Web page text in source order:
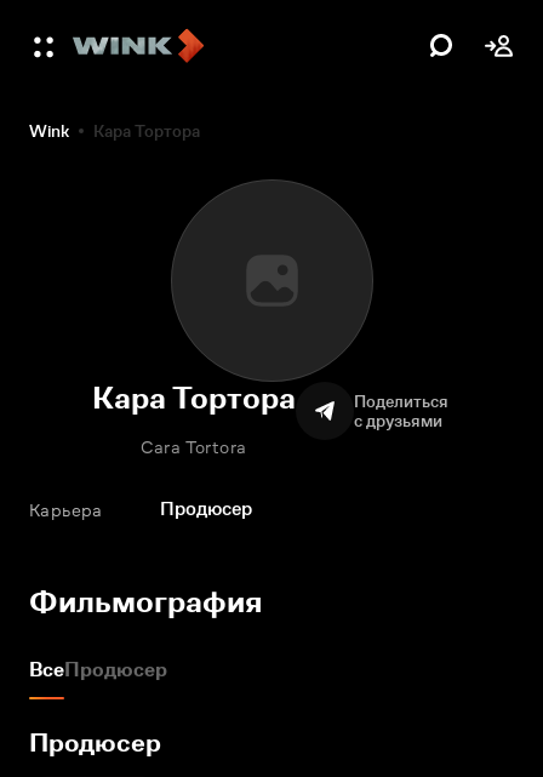
Wink Кара Тортора
Кара Тортора
Cara Tortora
Поделиться
с друзьями
Карьера Продюсер
Фильмография
ВсеПродюсер
Продюсер